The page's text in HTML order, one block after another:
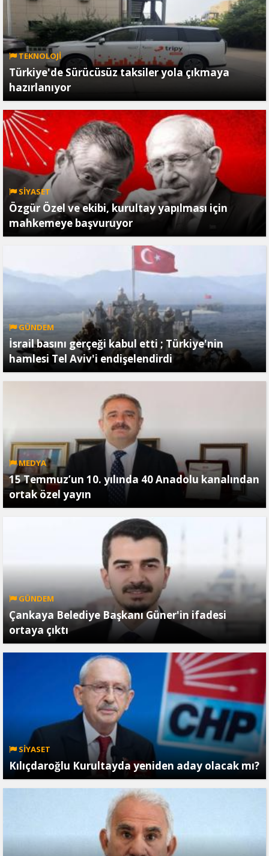
TEKNOLOJİ
Türkiye'de Sürücüsüz taksiler yola çıkmaya
hazırlanıyor
SİYASET
Özgür Özel ve ekibi, kurultay yapılması için
mahkemeye başvuruyor
GÜNDEM
İsrail basını gerçeği kabul etti ; Türkiye'nin
hamlesi Tel Aviv'i endişelendirdi
MEDYA
15 Temmuz’un 10. yılında 40 Anadolu kanalından
ortak özel yayın
GÜNDEM
Çankaya Belediye Başkanı Güner'in ifadesi
ortaya çıktı
SİYASET
Kılıçdaroğlu Kurultayda yeniden aday olacak mı?